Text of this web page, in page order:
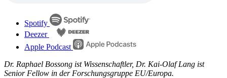
Spotify
Deezer
Apple Podcast
Dr. Raphael Bossong ist Wissenschaftler, Dr. Kai-Olaf Lang ist
Senior Fellow in der Forschungsgruppe EU/Europa.